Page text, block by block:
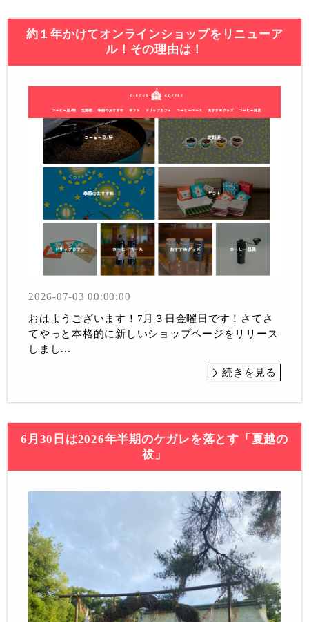
約１年かけてオンラインショップをリニューア
ル！その理由は！
2026-07-03 00:00:00
おはようございます！7月３日金曜日です！さてさ
てやっと本格的に新しいショップページをリリース
しまし...
続きを見る
6月30日は2026年半期のケガレを落とす「夏越の
祓」